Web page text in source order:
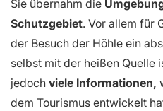
Sie übernahm die
Schutzgebiet. Vor allem für
der Besuch der Höhle ein
selbst mit der heißen Quelle
jedoch viele Informationen,
dem Tourismus entwickelt